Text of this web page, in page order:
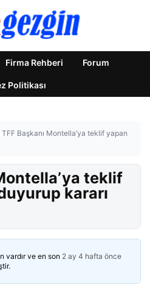
Firma Rehberi Forum
Politikası
TFF Başkanı Montella’ya teklif yapan
teklif
kararı
vardır ve en son 2 ay 4 hafta önce